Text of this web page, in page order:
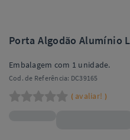
Porta Algodão Alumínio
Embalagem com 1 unidade.
Cod. de Referência: DC39165
( avaliar! )